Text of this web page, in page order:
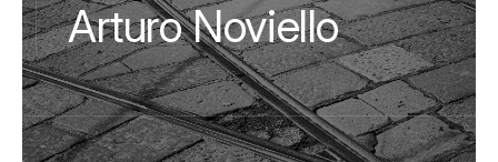
Arturo Noviello